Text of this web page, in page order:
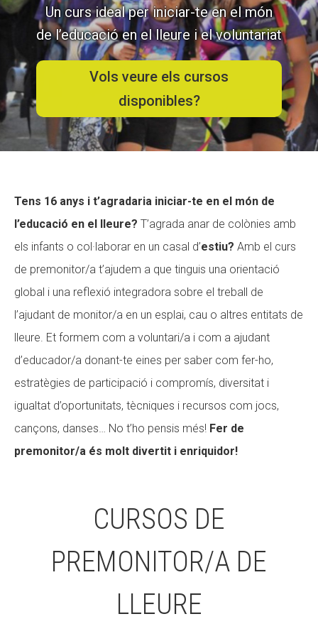
Un curs ideal per iniciar-te en el món
de l’educació en el lleure i el voluntariat
Vols veure els cursos
disponibles?
Tens 16 anys i t’agradaria iniciar-te en el món de
l’educació en el lleure? T’agrada anar de colònies amb
els infants o col·laborar en un casal d’estiu? Amb el curs
de premonitor/a t’ajudem a que tinguis una orientació
global i una reflexió integradora sobre el treball de
l’ajudant de monitor/a en un esplai, cau o altres entitats de
lleure. Et formem com a voluntari/a i com a ajudant
d’educador/a donant-te eines per saber com fer-ho,
estratègies de participació i compromís, diversitat i
igualtat d’oportunitats, tècniques i recursos com jocs,
cançons, danses… No t’ho pensis més! Fer de
premonitor/a és molt divertit i enriquidor!
CURSOS DE
PREMONITOR/A DE
LLEURE
ACCIÓ SOCIAL I JOVES
ESPLAIS
CONEIX FUNDESPLAI
La Fundació
L'equip
Missió i valors
Els comptes clars
Proposta educativa
ACTUALITAT
ACCIÓ SOCIAL I JOVES
ESPLAIS
CONEIX FUNDESPLAI
La Fundació
L'equip
Missió i valors
Els comptes clars
Proposta educativa
ACTUALITAT